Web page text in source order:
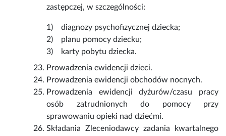
zastępczej, w szczególności:
1) diagnozy psychofizycznej dziecka;
2) planu pomocy dziecku;
3) karty pobytu dziecka.
Prowadzenia ewidencji dzieci.
Prowadzenia ewidencji obchodów nocnych.
Prowadzenia ewidencji dyżurów/czasu pracy
osób zatrudnionych do pomocy przy
sprawowaniu opieki nad dziećmi.
Składania Zleceniodawcy zadania kwartalnego